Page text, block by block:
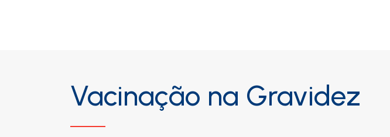
Vacinação na Gravidez